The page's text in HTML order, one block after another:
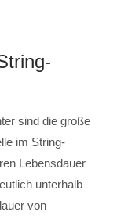
sind die große
im String-
Lebensdauer
unterhalb
von